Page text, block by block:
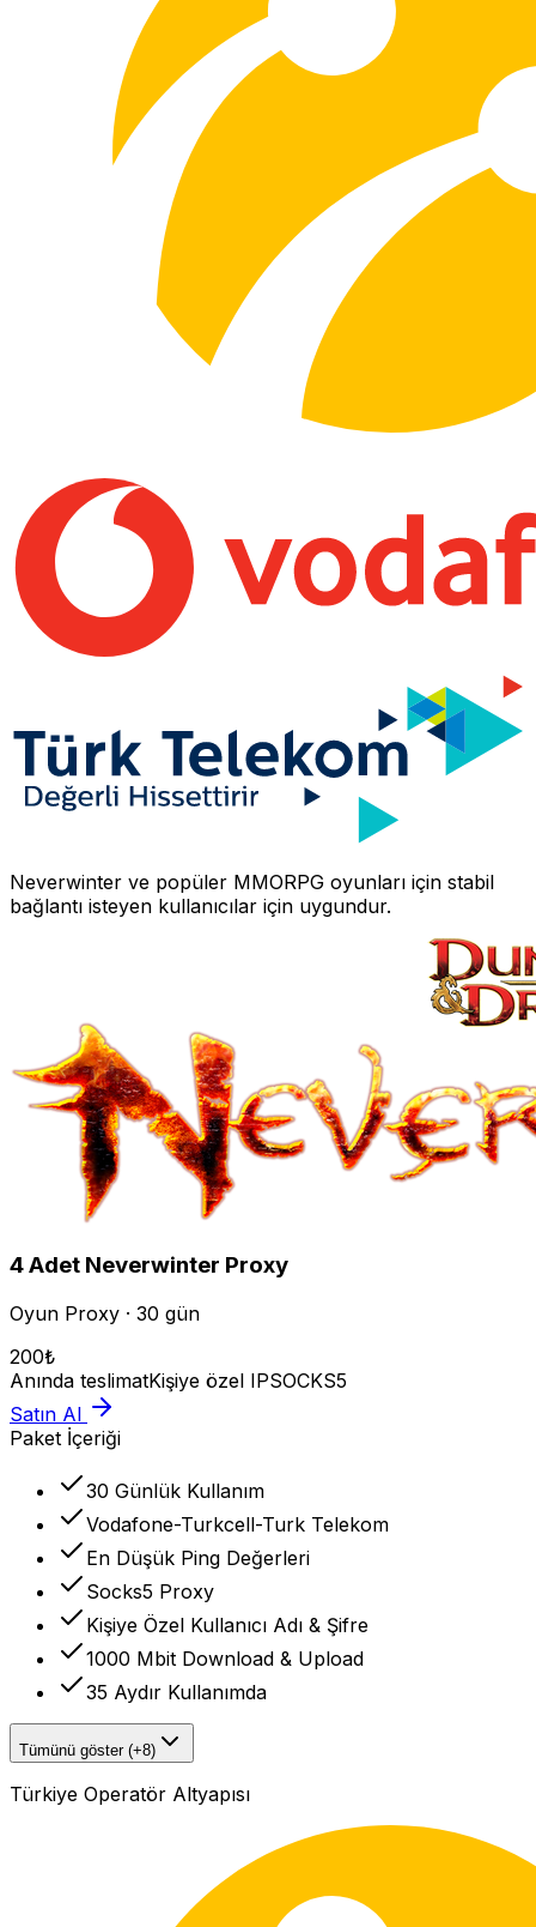
Neverwinter ve popüler MMORPG oyunları için stabil
bağlantı isteyen kullanıcılar için uygundur.
4Adet Neverwinter Proxy
Oyun Proxy · 30 gün
200₺
Anında teslimatKişiye özel IPSOCKS5
Satın Al
Paket İçeriği
30 Günlük Kullanım
Vodafone-Turkcell-Turk Telekom
En Düşük Ping Değerleri
Socks5 Proxy
Kişiye Özel Kullanıcı Adı & Şifre
1000 Mbit Download & Upload
35 Aydır Kullanımda
Tümünü göster (+8)
Türkiye Operatör Altyapısı